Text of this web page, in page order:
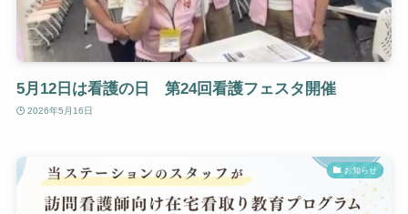
5月12日は看護の日 第24回看護フェスタ開催
2026年5月16日
お知らせ